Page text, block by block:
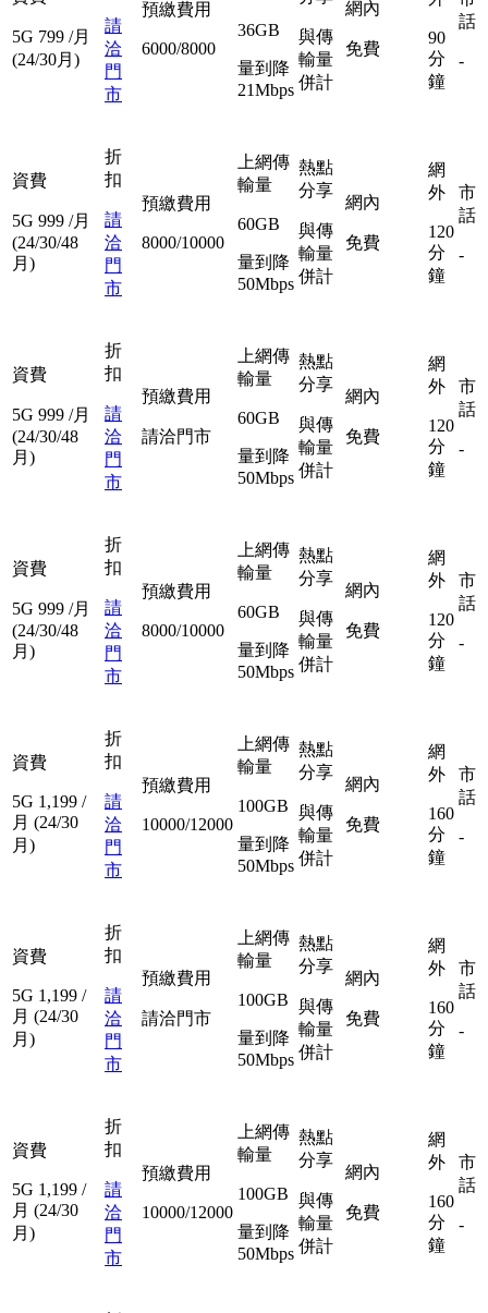
5G 799 /月
(24/30月)
請
洽
門
市
預繳費用
6000/8000
36GB
量到降
21Mbps
與傳
輸量
併計
網內
免費
90
分
鐘
話
-
資費
5G 999 /月
(24/30/48
月)
折
扣
請
洽
門
市
預繳費用
8000/10000
上網傳
輸量
60GB
量到降
50Mbps
熱點
分享
與傳
輸量
併計
網內
免費
網
外
120
分
鐘
市
話
-
資費
5G 999 /月
(24/30/48
月)
折
扣
請
洽
門
市
預繳費用
請洽門市
上網傳
輸量
60GB
量到降
50Mbps
熱點
分享
與傳
輸量
併計
網內
免費
網
外
120
分
鐘
市
話
-
資費
5G 999 /月
(24/30/48
月)
折
扣
請
洽
門
市
預繳費用
8000/10000
上網傳
輸量
60GB
量到降
50Mbps
熱點
分享
與傳
輸量
併計
網內
免費
網
外
120
分
鐘
市
話
-
資費
5G 1,199 /
月 (24/30
月)
折
扣
請
洽
門
市
預繳費用
10000/12000
上網傳
輸量
100GB
量到降
50Mbps
熱點
分享
與傳
輸量
併計
網內
免費
網
外
160
分
鐘
市
話
-
資費
5G 1,199 /
月 (24/30
月)
折
扣
請
洽
門
市
預繳費用
請洽門市
上網傳
輸量
100GB
量到降
50Mbps
熱點
分享
與傳
輸量
併計
網內
免費
網
外
160
分
鐘
市
話
-
資費
5G 1,199 /
月 (24/30
月)
折
扣
請
洽
門
市
預繳費用
10000/12000
上網傳
輸量
100GB
量到降
50Mbps
熱點
分享
與傳
輸量
併計
網內
免費
網
外
160
分
鐘
市
話
-